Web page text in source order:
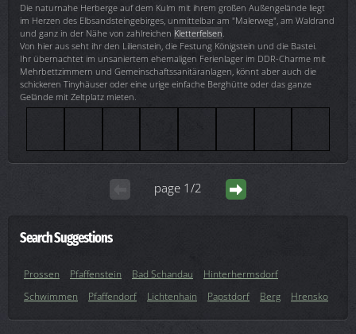
Die naturnahe Herberge auf dem Kulm mit ihrem großen Außengelände liegt
im Herzen des Elbsandsteingebirges, unmittelbar am "Malerweg", am Waldrand
und ganz in der Nähe von zahlreichen Kletterfelsen
Von hier aus seht ihr den Lilienstein, die Festung Königstein und die Bastei.
Ihr übernachtet im unsaniertem ehemaligen Ferienlager im DDR-Charme mit
Mehrbettzimmern und Gemeinschaftssanitäranlagen, könnt aber auch die
schickeren Tinyhäuser oder eine urige einfache Berghütte oder das ganze
Gelände mit Zeltplatz mieten.
page 1/2
Search Suggestions
Prossen Pfaffenstein Bad Schandau
Hinterhermsdorf
Schwimmen
Pfaffendorf Lichtenhain Papstdorf Berg Hrensko